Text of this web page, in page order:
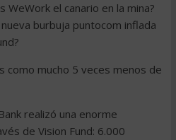
WeWork el canario en la mina?
burbuja puntocom inflada
como mucho 5 veces menos de
realizó una enorme
de Vision Fund: 6.000